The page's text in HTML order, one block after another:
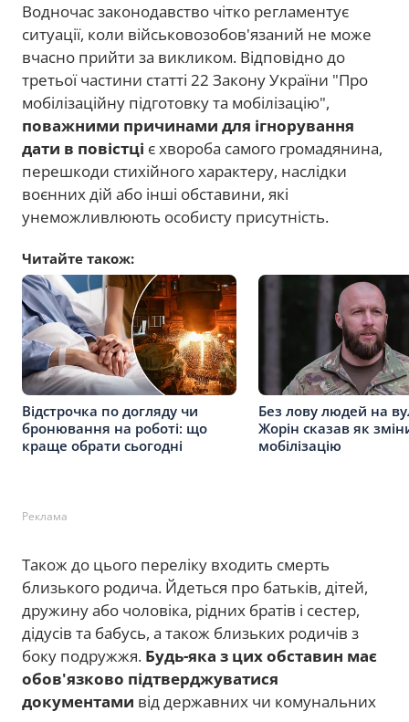
Водночас законодавство чітко регламентує
ситуації, коли військовозобов'язаний не може
вчасно прийти за викликом. Відповідно до
третьої частини статті 22 Закону України "Про
мобілізаційну підготовку та мобілізацію",
поважними причинами для ігнорування
дати в повістці є хвороба самого громадянина,
перешкоди стихійного характеру, наслідки
воєнних дій або інші обставини, які
унеможливлюють особисту присутність.
Читайте також:
Відстрочка по догляду чи
бронювання на роботі: що
краще обрати сьогодні
Без лову людей на
Жорін сказав як
мобілізацію
Реклама
Також до цього переліку входить смерть
близького родича. Йдеться про батьків, дітей,
дружину або чоловіка, рідних братів і сестер,
дідусів та бабусь, а також близьких родичів з
боку подружжя. Будь-яка з цих обставин має
обов'язково підтверджуватися
документами від державних чи комунальних